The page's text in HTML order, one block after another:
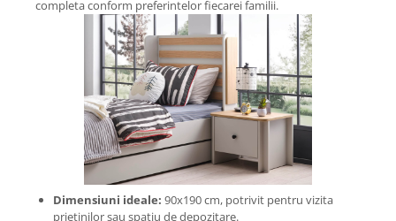
completa conform preferintelor fiecarei familii.
Dimensiuni ideale: 90x190 cm, potrivit pentru vizita
prietinilor sau spatiu de depozitare.